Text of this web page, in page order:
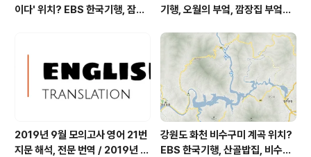
이다' 위치? EBS 한국기행, 잠시
강원도 홍천군 가볼 만한 곳, (구)
까르돈, kbs 인간극장
기행, 오월의 부엌, 깜장집 부엌은
어디? / 경상북도 영양군 가볼 만
한 곳, 영양읍 상원리. KBS 인간극
장 임분노미 할머니
2019년 9월 모의고사 영어 21번
지문 해석, 전문 번역 / 2019년 9
강원도 화천 비수구미 계곡 위치?
EBS 한국기행, 산골밥집, 비수구